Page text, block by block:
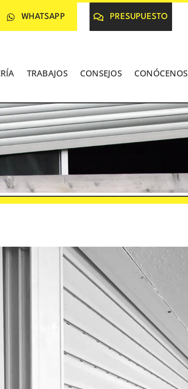
WHATSAPP PRESUPUESTO
TRABAJOS CONSEJOS CONÓCENOS